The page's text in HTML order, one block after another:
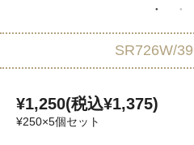
SR726W/
¥1,250(税込¥1,375)
¥250×5個セット